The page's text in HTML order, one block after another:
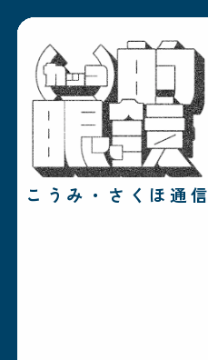
こうみ・さくほ通信